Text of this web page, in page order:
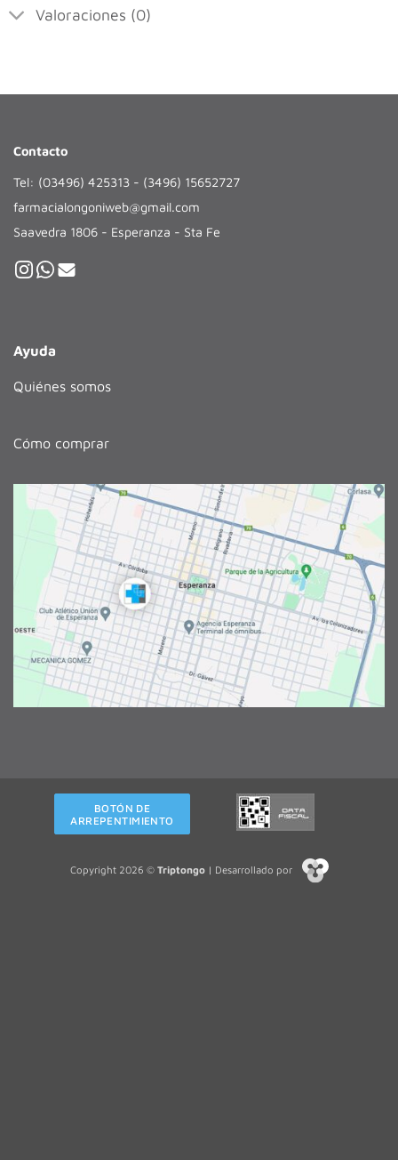
Valoraciones (0)
Contacto
Tel: (03496) 425313 - (3496) 15652727
farmacialongoniweb@gmail.com
Saavedra 1806 - Esperanza - Sta Fe
Ayuda
Quiénes somos
Cómo comprar
BOTÓN DE
ARREPENTIMIENTO
Copyright 2026 © Triptongo| Desarrollado por